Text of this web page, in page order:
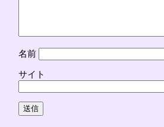
名前
サイト